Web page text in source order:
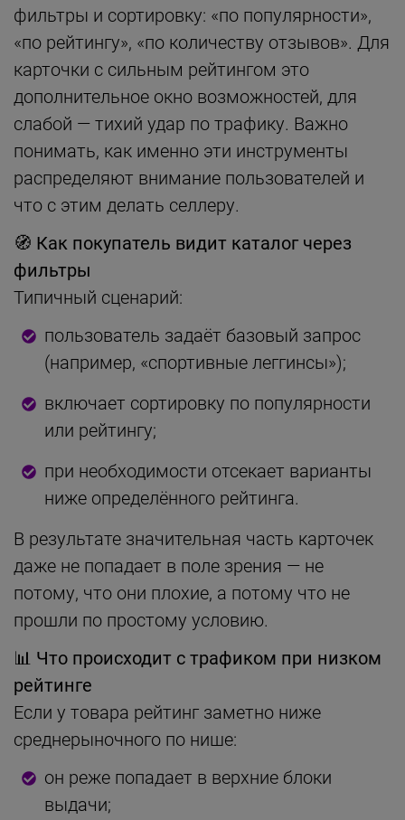
фильтры и сортировку: «по популярности»,
«по рейтингу», «по количеству отзывов». Для
карточки с сильным рейтингом это
дополнительное окно возможностей, для
слабой — тихий удар по трафику. Важно
понимать, как именно эти инструменты
распределяют внимание пользователей и
что с этим делать селлеру.
🧭 Как покупатель видит каталог через
фильтры
Типичный сценарий:
пользователь задаёт базовый запрос
(например, «спортивные леггинсы»);
включает сортировку по популярности
или рейтингу;
при необходимости отсекает варианты
ниже определённого рейтинга.
В результате значительная часть карточек
даже не попадает в поле зрения — не
потому, что они плохие, а потому что не
прошли по простому условию.
📊 Что происходит с трафиком при низком
рейтинге
Если у товара рейтинг заметно ниже
среднерыночного по нише:
он реже попадает в верхние блоки
выдачи;